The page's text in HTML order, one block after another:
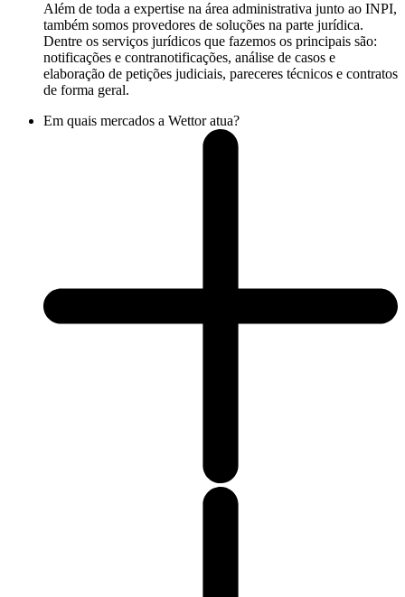
Além de toda a expertise na área administrativa junto ao INPI,
também somos provedores de soluções na parte jurídica.
Dentre os serviços jurídicos que fazemos os principais são:
notificações e contranotificações, análise de casos e
elaboração de petições judiciais, pareceres técnicos e contratos
de forma geral.
Em quais mercados a Wettor atua?